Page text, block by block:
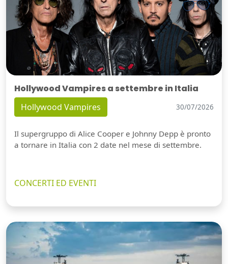
Hollywood Vampires a settembre in Italia
Hollywood Vampires 30/07/2026
Il supergruppo di Alice Cooper e Johnny Depp è pronto
a tornare in Italia con 2 date nel mese di settembre.
CONCERTI ED EVENTI